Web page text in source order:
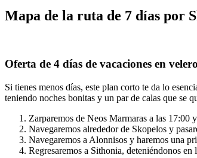
Mapa de la ruta de 7 días por
Oferta de 4 días de vacaciones en
Si tienes menos días, este plan corto te da lo
teniendo noches bonitas y un par de calas que se
Zarparemos de Neos Marmaras a las 17:00
Navegaremos alrededor de Skopelos y
Navegaremos a Alonnisos y haremos una
Regresaremos a Sithonia, deteniéndonos en